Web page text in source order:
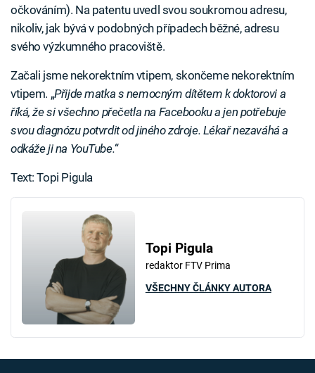
očkováním). Na patentu uvedl svou soukromou adresu,
nikoliv, jak bývá v podobných případech běžné, adresu
svého výzkumného pracoviště.
Začali jsme nekorektním vtipem, skončeme nekorektním
vtipem. „Přijde matka s nemocným dítětem k doktorovi a
říká, že si všechno přečetla na Facebooku a jen potřebuje
svou diagnózu potvrdit od jiného zdroje. Lékař nezaváhá a
odkáže ji na YouTube.“
Text: Topi Pigula
Topi Pigula
redaktor FTV Prima
VŠECHNY ČLÁNKY AUTORA